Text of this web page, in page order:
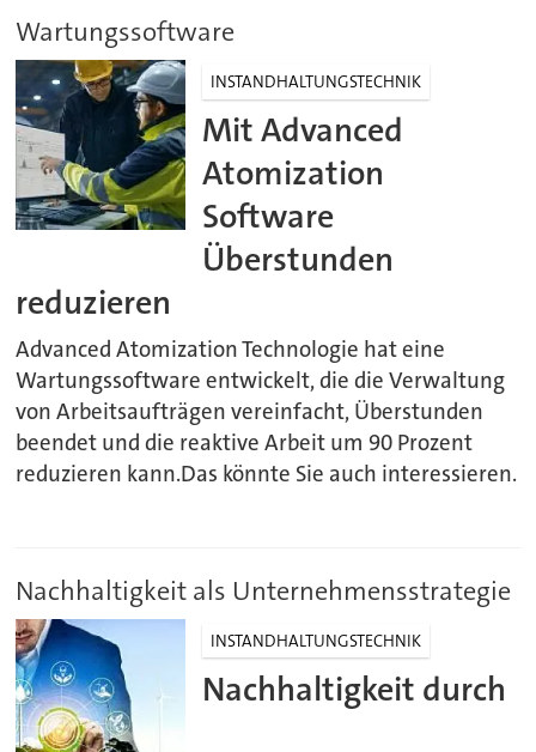
Wartungssoftware
INSTANDHALTUNGSTECHNIK
Mit Advanced
Atomization
Software
Überstunden
reduzieren
Advanced Atomization Technologie hat eine
Wartungssoftware entwickelt, die die Verwaltung
von Arbeitsaufträgen vereinfacht, Überstunden
beendet und die reaktive Arbeit um 90 Prozent
reduzieren kann.Das könnte Sie auch interessieren.
Nachhaltigkeit als Unternehmensstrategie
INSTANDHALTUNGSTECHNIK
Nachhaltigkeit durch